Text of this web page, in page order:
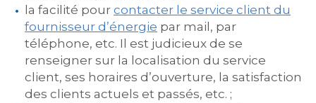
la facilité pour contacter le service client du
fournisseur d’énergie par mail, par
téléphone, etc. Il est judicieux de se
renseigner sur la localisation du service
client, ses horaires d’ouverture, la satisfaction
des clients actuels et passés, etc. ;